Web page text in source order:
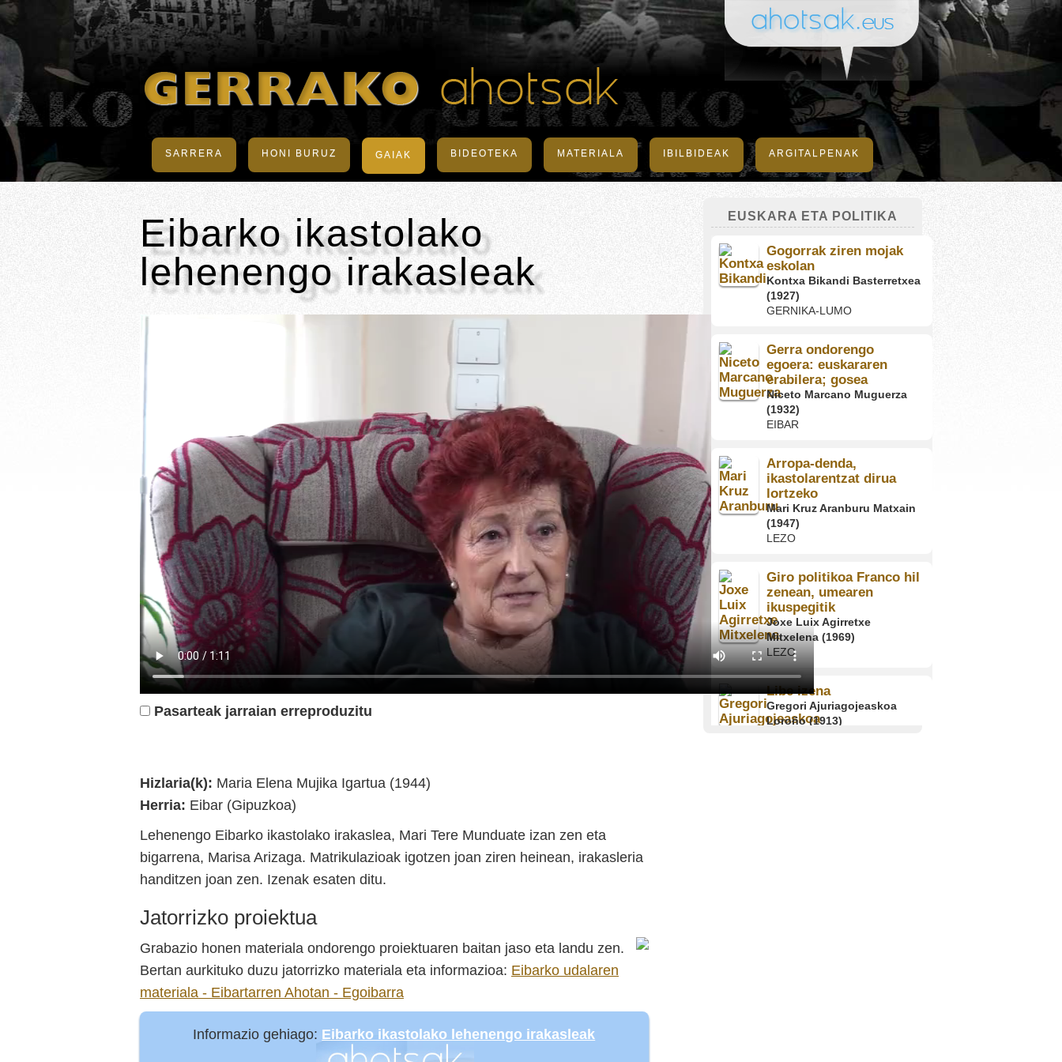
SARRERA HONI BURUZ GAIAK BIDEOTEKA MATERIALA IBILBIDEAK ARGITALPENAK
Eibarko ikastolako
lehenengo irakasleak
Pasarteak jarraian erreproduzitu
Hizlaria(k): Maria Elena Mujika Igartua (1944)
Herria: Eibar (Gipuzkoa)
Lehenengo Eibarko ikastolako irakaslea, Mari Tere Munduate izan zen eta
bigarrena, Marisa Arizaga. Matrikulazioak igotzen joan ziren heinean, irakasleria
handitzen joan zen. Izenak esaten ditu.
Jatorrizko proiektua
Grabazio honen materiala ondorengo proiektuaren baitan jaso eta landu zen.
Bertan aurkituko duzu jatorrizko materiala eta informazioa: Eibarko udalaren
materiala - Eibartarren Ahotan - Egoibarra
Informazio gehiago: Eibarko ikastolako lehenengo irakasleak
EUSKARA ETA POLITIKA
Gogorrak ziren mojak
eskolan
Kontxa Bikandi Basterretxea
(1927)
GERNIKA-LUMO
Gerra ondorengo
egoera: euskararen
erabilera; gosea
Niceto Marcano Muguerza
(1932)
EIBAR
Arropa-denda,
ikastolarentzat dirua
lortzeko
Mari Kruz Aranburu Matxain
(1947)
LEZO
Giro politikoa Franco hil
zenean, umearen
ikuspegitik
Joxe Luix Agirretxe
Mitxelena (1969)
LEZO
Libe izena
Gregori Ajuriagojeaskoa
Loroño (1913)